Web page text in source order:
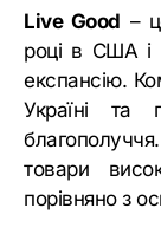
Live Good –
році в США і
експансію.
Україні та
товари
порівняно з